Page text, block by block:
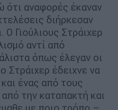
αναφορές έκαναν
διήρκεσαν
Γιούλιους Στράιχερ
αντί από
όπως έλεγαν οι
Στράιχερ έδειχνε να
ένας από τους
την καταπακτή και